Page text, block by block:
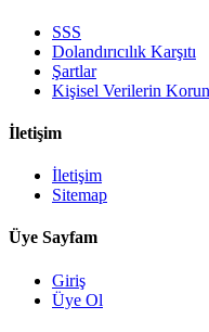
SSS
Dolandırıcılık Karşıtı
Şartlar
Kişisel Verilerin
İletişim
İletişim
Sitemap
Üye Sayfam
Giriş
Üye Ol